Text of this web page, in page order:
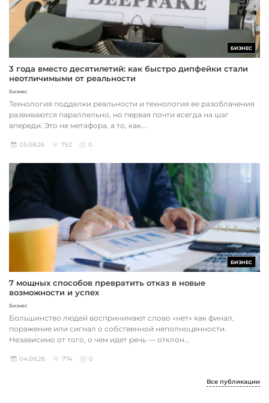
БИЗНЕС
3 года вместо десятилетий: как быстро дипфейки стали
неотличимыми от реальности
Бизнес
Технология подделки реальности и технология ее разоблачения
развиваются параллельно, но первая почти всегда на шаг
впереди. Это не метафора, а то, как...
05.08.26 752 0
БИЗНЕС
7 мощных способов превратить отказ в новые
возможности и успех
Бизнес
Большинство людей воспринимают слово «нет» как финал,
поражение или сигнал о собственной неполноценности.
Независимо от того, о чем идет речь — отклон...
04.08.26 774 0
Все публикации